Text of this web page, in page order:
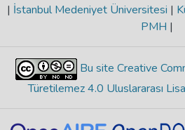
| İstanbul Medeniyet Üniversitesi |
PMH |
Bu site Creative
Türetilemez 4.0 Uluslararası